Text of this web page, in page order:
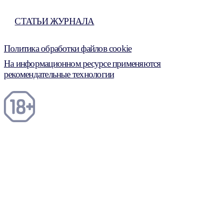
СТАТЬИ ЖУРНАЛА
Политика обработки файлов cookie
На информационном ресурсе применяются
рекомендательные технологии